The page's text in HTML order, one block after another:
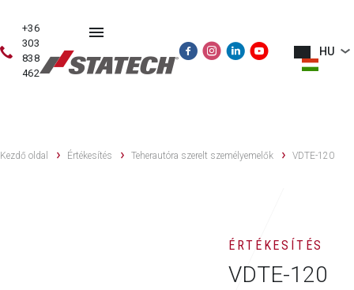
+36
303
838
462
HU
Kezdő oldal Értékesítés Teherautóra szerelt személyemelők VDTE-120
ÉRTÉKESÍTÉS
VDTE-120